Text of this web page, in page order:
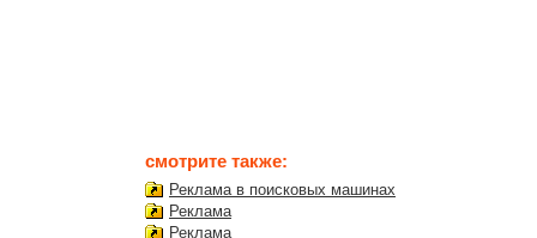
смотрите также:
Реклама в поисковых машинах
Реклама
Реклама